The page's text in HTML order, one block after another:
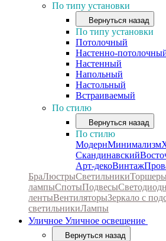
По типу установки
Вернуться назад
По типу установки
Потолочный
Настенно-
Настенный
Напольный
Настольный
Встраиваемый
По стилю
Вернуться назад
По стилю
МодернМинимализм
Скандинавский
Арт-декоВинтаж
БраЛюстрыСветильникиТоршеры
лампыСпотыПодвесы
лентыВентиляторыЗеркало с
светильникиЛампы
Уличное Уличное освещение
Вернуться назад